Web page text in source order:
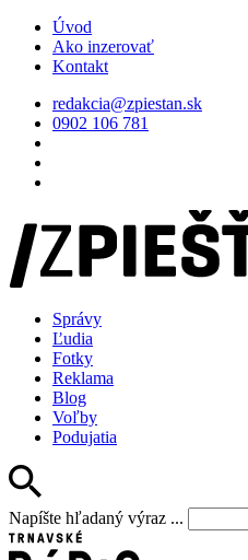
Úvod
Ako inzerovať
Kontakt
redakcia@zpiestan.sk
0902 106 781
Správy
Ľudia
Fotky
Reklama
Blog
Voľby
Podujatia
Napíšte hľadaný výraz ...